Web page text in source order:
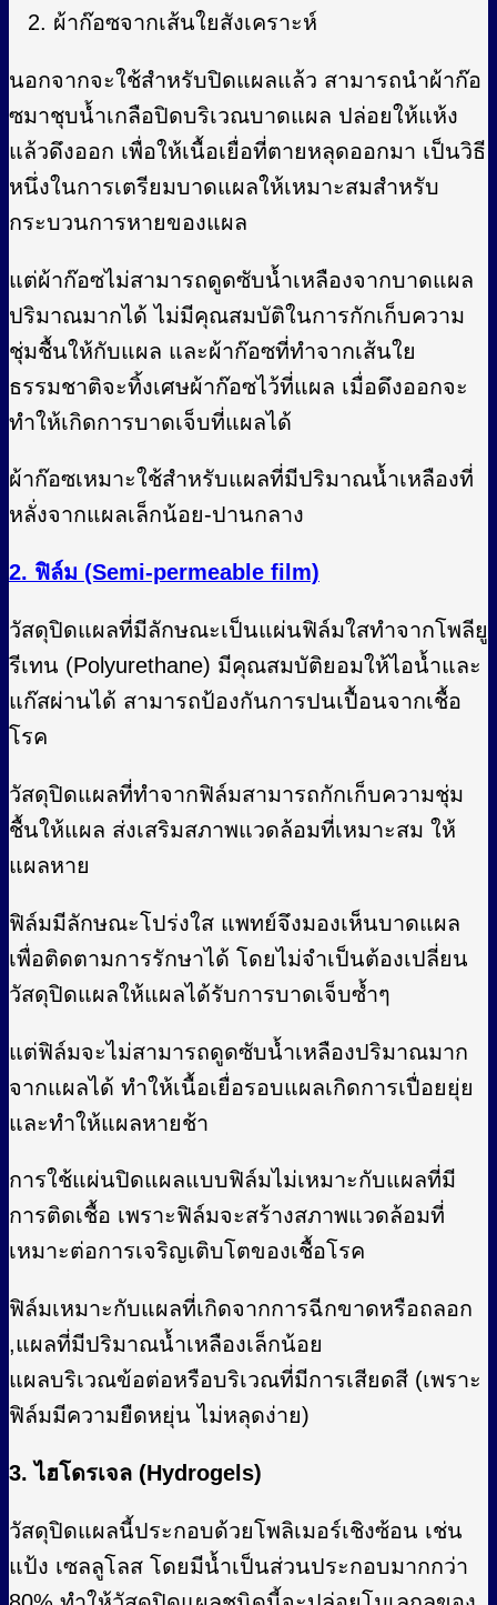
ผ้าก๊อซจากเส้นใยสังเคราะห์
นอกจากจะใช้สำหรับปิดแผลแล้ว สามารถนำผ้าก๊อ
ซมาชุบน้ำเกลือปิดบริเวณบาดแผล ปล่อยให้แห้ง
แล้วดึงออก เพื่อให้เนื้อเยื่อที่ตายหลุดออกมา เป็นวิธี
หนึ่งในการเตรียมบาดแผลให้เหมาะสมสำหรับ
กระบวนการหายของแผล
แต่ผ้าก๊อซไม่สามารถดูดซับน้ำเหลืองจากบาดแผล
ปริมาณมากได้ ไม่มีคุณสมบัติในการกักเก็บความ
ชุ่มชื้นให้กับแผล และผ้าก๊อซที่ทำจากเส้นใย
ธรรมชาติจะทิ้งเศษผ้าก๊อซไว้ที่แผล เมื่อดึงออกจะ
ทำให้เกิดการบาดเจ็บที่แผลได้
ผ้าก๊อซเหมาะใช้สำหรับแผลที่มีปริมาณน้ำเหลืองที่
หลั่งจากแผลเล็กน้อย-ปานกลาง
2. ฟิล์ม (Semi-permeable film)
วัสดุปิดแผลที่มีลักษณะเป็นแผ่นฟิล์มใสทำจากโพลียู
รีเทน (Polyurethane) มีคุณสมบัติยอมให้ไอน้ำและ
แก๊สผ่านได้ สามารถป้องกันการปนเปื้อนจากเชื้อ
โรค
วัสดุปิดแผลที่ทำจากฟิล์มสามารถกักเก็บความชุ่ม
ชื้นให้แผล ส่งเสริมสภาพแวดล้อมที่เหมาะสม ให้
แผลหาย
ฟิล์มมีลักษณะโปร่งใส แพทย์จึงมองเห็นบาดแผล
เพื่อติดตามการรักษาได้ โดยไม่จำเป็นต้องเปลี่ยน
วัสดุปิดแผลให้แผลได้รับการบาดเจ็บซ้ำๆ
แต่ฟิล์มจะไม่สามารถดูดซับน้ำเหลืองปริมาณมาก
จากแผลได้ ทำให้เนื้อเยื่อรอบแผลเกิดการเปื่อยยุ่ย
และทำให้แผลหายช้า
การใช้แผ่นปิดแผลแบบฟิล์มไม่เหมาะกับแผลที่มี
การติดเชื้อ เพราะฟิล์มจะสร้างสภาพแวดล้อมที่
เหมาะต่อการเจริญเติบโตของเชื้อโรค
ฟิล์มเหมาะกับแผลที่เกิดจากการฉีกขาดหรือถลอก
,แผลที่มีปริมาณน้ำเหลืองเล็กน้อย
แผลบริเวณข้อต่อหรือบริเวณที่มีการเสียดสี (เพราะ
ฟิล์มมีความยืดหยุ่น ไม่หลุดง่าย)
3. ไฮโดรเจล (Hydrogels)
วัสดุปิดแผลนี้ประกอบด้วยโพลิเมอร์เชิงซ้อน เช่น
แป้ง เซลลูโลส โดยมีน้ำเป็นส่วนประกอบมากกว่า